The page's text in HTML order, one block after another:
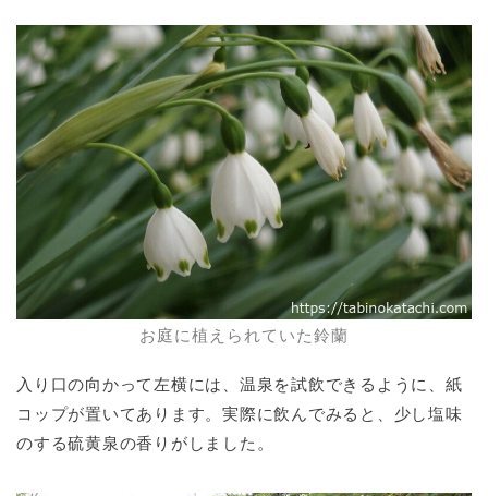
お庭に植えられていた鈴蘭
入り口の向かって左横には、温泉を試飲できるように、紙
コップが置いてあります。実際に飲んでみると、少し塩味
のする硫黄泉の香りがしました。